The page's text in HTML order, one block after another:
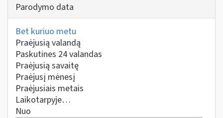
Parodymo data
Bet kuriuo metu
Praėjusią valandą
Paskutines 24 valandas
Praėjusią savaitę
Praėjusį mėnesį
Praėjusiais metais
Laikotarpyje…
Nuo